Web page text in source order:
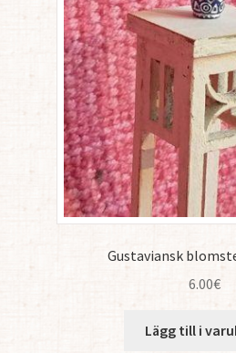
Gustaviansk
6.00€
Lägg till i